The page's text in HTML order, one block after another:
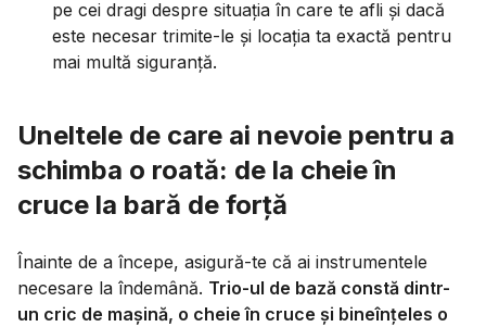
pe cei dragi despre situația în care te afli și dacă
este necesar trimite-le și locația ta exactă pentru
mai multă siguranță.
Uneltele de care ai nevoie pentru a
schimba o roată: de la cheie în
cruce la bară de forță
Înainte de a începe, asigură-te că ai instrumentele
necesare la îndemână. Trio-ul de bază constă dintr-
un cric de mașină, o cheie în cruce și bineînțeles o